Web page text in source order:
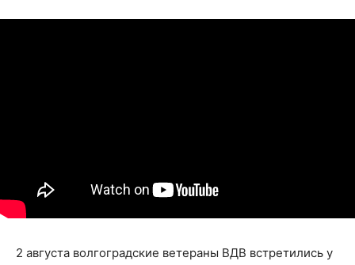
2 августа волгоградские ветераны ВДВ встретились у